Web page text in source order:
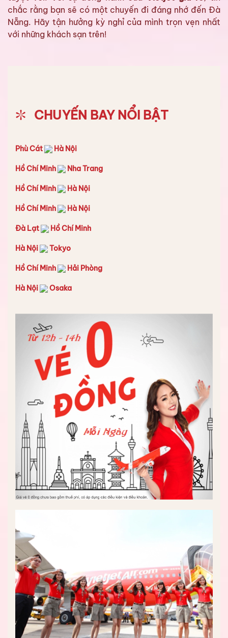
chắc rằng bạn sẽ có một chuyến đi đáng nhớ đến Đà
Nẵng. Hãy tận hưởng kỳ nghỉ của mình trọn vẹn nhất
với những khách sạn trên!
CHUYẾN BAY NỔI BẬT
Phù Cát Hà Nội
Hồ Chí Minh Nha Trang
Hồ Chí Minh Hà Nội
Hồ Chí Minh Hà Nội
Đà Lạt Hồ Chí Minh
Hà Nội Tokyo
Hồ Chí Minh Hải Phòng
Hà Nội Osaka